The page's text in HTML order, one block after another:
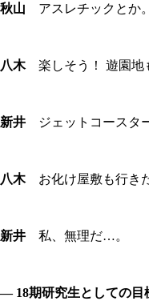
秋山 アスレチックとか。
八木楽しそう！ 遊園地
新井 ジェットコースタ
八木お化け屋敷も行き
新井 私、無理だ…。
― 18期研究生としての